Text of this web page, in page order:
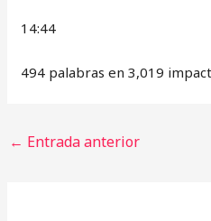
14:44
494 palabras en 3,019
← Entrada anterior